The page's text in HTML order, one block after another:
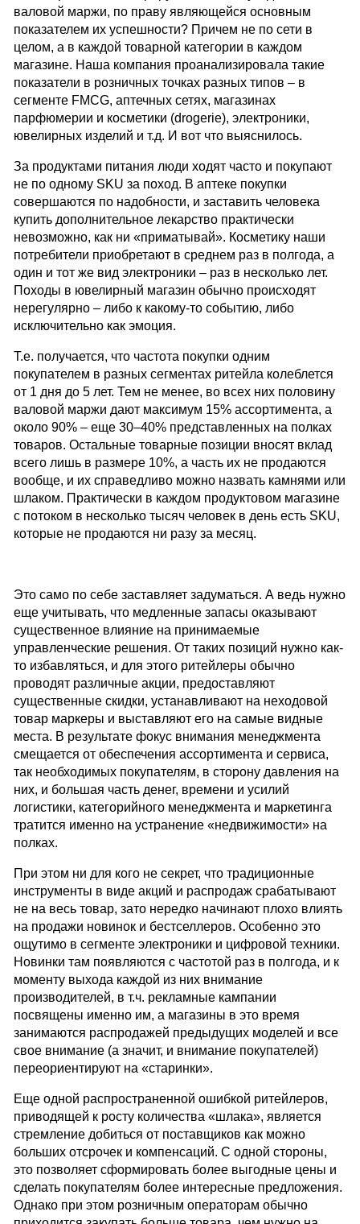
валовой маржи, по праву являющейся основным
показателем их успешности? Причем не по сети в
целом, а в каждой товарной категории в каждом
магазине. Наша компания проанализировала такие
показатели в розничных точках разных типов – в
сегменте FMСG, аптечных сетях, магазинах
парфюмерии и косметики (drogerie), электроники,
ювелирных изделий и т.д. И вот что выяснилось.
За продуктами питания люди ходят часто и покупают
не по одному SKU за поход. В аптеке покупки
совершаются по надобности, и заставить человека
купить дополнительное лекарство практически
невозможно, как ни «приматывай». Косметику наши
потребители приобретают в среднем раз в полгода, а
один и тот же вид электроники – раз в несколько лет.
Походы в ювелирный магазин обычно происходят
нерегулярно – либо к какому-то событию, либо
исключительно как эмоция.
Т.е. получается, что частота покупки одним
покупателем в разных сегментах ритейла колеблется
от 1 дня до 5 лет. Тем не менее, во всех них половину
валовой маржи дают максимум 15% ассортимента, а
около 90% – еще 30–40% представленных на полках
товаров. Остальные товарные позиции вносят вклад
всего лишь в размере 10%, а часть их не продаются
вообще, и их справедливо можно назвать камнями или
шлаком. Практически в каждом продуктовом магазине
с потоком в несколько тысяч человек в день есть SKU,
которые не продаются ни разу за месяц.
Это само по себе заставляет задуматься. А ведь нужно
еще учитывать, что медленные запасы оказывают
существенное влияние на принимаемые
управленческие решения. От таких позиций нужно как-
то избавляться, и для этого ритейлеры обычно
проводят различные акции, предоставляют
существенные скидки, устанавливают на неходовой
товар маркеры и выставляют его на самые видные
места. В результате фокус внимания менеджмента
смещается от обеспечения ассортимента и сервиса,
так необходимых покупателям, в сторону давления на
них, и большая часть денег, времени и усилий
логистики, категорийного менеджмента и маркетинга
тратится именно на устранение «недвижимости» на
полках.
При этом ни для кого не секрет, что традиционные
инструменты в виде акций и распродаж срабатывают
не на весь товар, зато нередко начинают плохо влиять
на продажи новинок и бестселлеров. Особенно это
ощутимо в сегменте электроники и цифровой техники.
Новинки там появляются с частотой раз в полгода, и к
моменту выхода каждой из них внимание
производителей, в т.ч. рекламные кампании
посвящены именно им, а магазины в это время
занимаются распродажей предыдущих моделей и все
свое внимание (а значит, и внимание покупателей)
переориентируют на «старинки».
Еще одной распространенной ошибкой ритейлеров,
приводящей к росту количества «шлака», является
стремление добиться от поставщиков как можно
больших отсрочек и компенсаций. С одной стороны,
это позволяет сформировать более выгодные цены и
сделать покупателям более интересные предложения.
Однако при этом розничным операторам обычно